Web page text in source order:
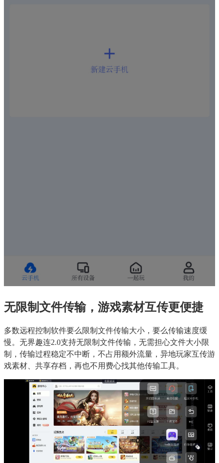
无限制文件传输，游戏素材互传更便捷
多数远程控制软件要么限制文件传输大小，要么传输速度缓
慢。无界趣连2.0支持无限制文件传输，无需担心文件大小限
制，传输过程稳定不中断，不占用额外流量，异地玩家互传游
戏素材、共享存档，再也不用费心找其他传输工具。